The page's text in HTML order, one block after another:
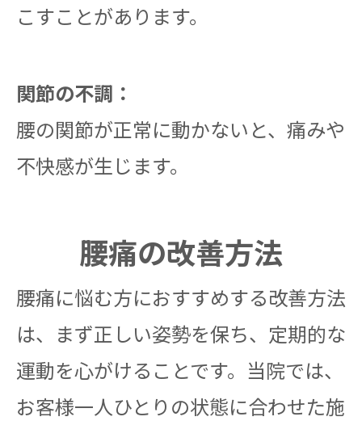
こすことがあります。
関節の不調：
腰の関節が正常に動かないと、痛みや
不快感が生じます。
腰痛の改善方法
腰痛に悩む方におすすめする改善方法
は、まず正しい姿勢を保ち、定期的な
運動を心がけることです。当院では、
お客様一人ひとりの状態に合わせた施